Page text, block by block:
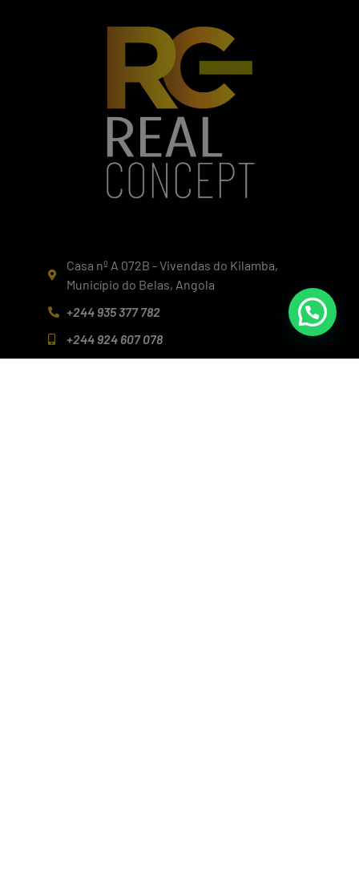
Casa nº A 072B - Vivendas do Kilamba,
Município do Belas, Angola
+244 935 377 782
+244 924 607 078